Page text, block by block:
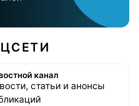
канал
статьи и анонсы